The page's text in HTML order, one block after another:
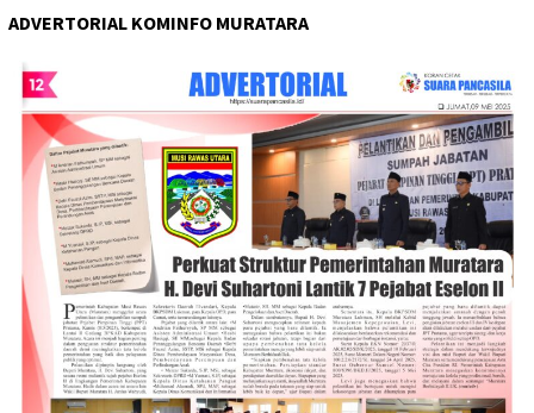
ADVERTORIAL KOMINFO MURATARA